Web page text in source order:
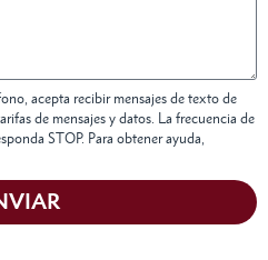
acepta recibir mensajes de texto de
de mensajes y datos. La frecuencia de
STOP. Para obtener ayuda,